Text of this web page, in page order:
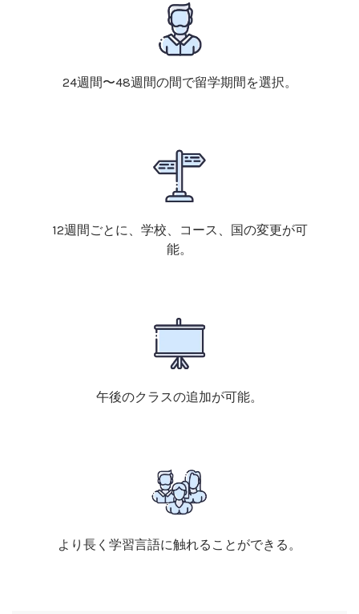
24週間〜48週間の間で留学期間を選択。
12週間ごとに、学校、コース、国の変更が可
能。
午後のクラスの追加が可能。
より長く学習言語に触れることができる。